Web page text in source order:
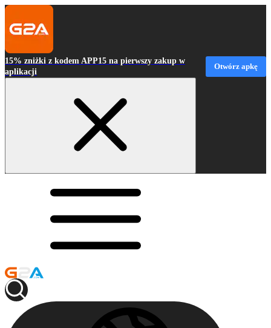
15% zniżki z kodem APP15 na pierwszy zakup w
aplikacji
Otwórz apkę